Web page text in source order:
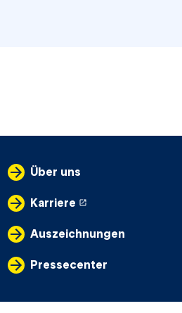
Über uns
Karriere
Auszeichnungen
Pressecenter